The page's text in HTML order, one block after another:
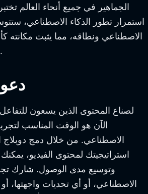
الجماهير في جميع أنحاء العالم
استمرار تطور الذكاء الاصطناعي،
الاصطناعي ونطاقه، مما يثبت مكانته
وتوزيع محتوى الفيديو.
لصناع المحتوى الذين يسعون
الآن هو الوقت المناسب
الاصطناعي. من خلال دمج دوبلاج
استراتيجيتك لمحتوى الفيديو،
وتوسيع مدى الوصول. شارك
الاصطناعي، أو أي تحديات واجهتها،